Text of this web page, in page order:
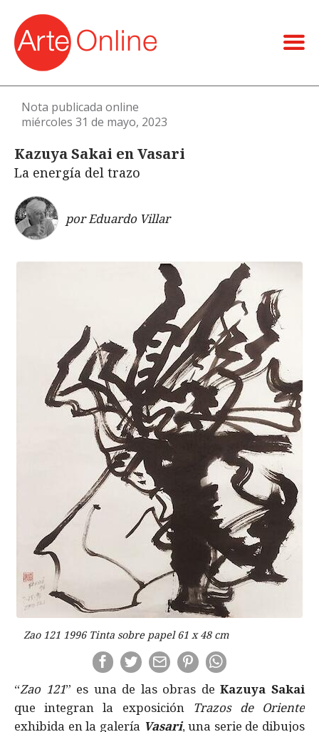
Nota publicada online
miércoles 31 de mayo, 2023
Kazuya Sakai en Vasari
La energía del trazo
por Eduardo Villar
Zao 121 1996 Tinta sobre papel 61 x 48 cm
“Zao 121” es una de las obras deKazuya Sakai
que integran la exposición
Trazos de Oriente
exhibida en la galería Vasari, una serie de dibujos